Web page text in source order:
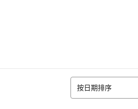
排序
按日期排序